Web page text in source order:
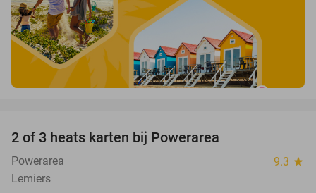
2 of 3 heats karten bij Powerarea
Powerarea 9.3 star
Lemiers